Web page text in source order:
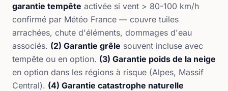
garantie tempête activée si vent > 80-100 km/h
confirmé par Météo France — couvre tuiles
arrachées, chute d'éléments, dommages d'eau
associés. (2) Garantie grêle souvent incluse avec
tempête ou en option. (3) Garantie poids de la neige
en option dans les régions à risque (Alpes, Massif
Central). (4) Garantie catastrophe naturelle